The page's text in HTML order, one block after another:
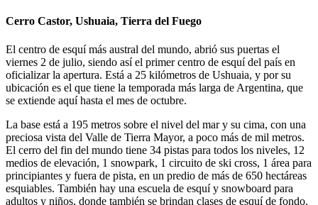
Cerro Castor, Ushuaia, Tierra del Fuego
El centro de esquí más austral del mundo, abrió sus puertas el
viernes 2 de julio, siendo así el primer centro de esquí del país en
oficializar la apertura. Está a 25 kilómetros de Ushuaia, y por su
ubicación es el que tiene la temporada más larga de Argentina, que
se extiende aquí hasta el mes de octubre.
La base está a 195 metros sobre el nivel del mar y su cima, con una
preciosa vista del Valle de Tierra Mayor, a poco más de mil metros.
El cerro del fin del mundo tiene 34 pistas para todos los niveles, 12
medios de elevación, 1 snowpark, 1 circuito de ski cross, 1 área para
principiantes y fuera de pista, en un predio de más de 650 hectáreas
esquiables. También hay una escuela de esquí y snowboard para
adultos y niños, donde también se brindan clases de esquí de fondo,